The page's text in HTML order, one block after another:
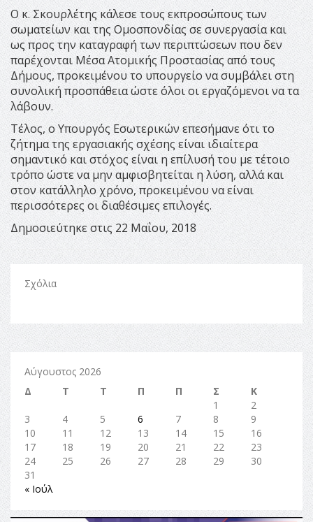
Ο κ. Σκουρλέτης κάλεσε τους εκπροσώπους των
σωματείων και της Ομοσπονδίας σε συνεργασία και
ως προς την καταγραφή των περιπτώσεων που δεν
παρέχονται Μέσα Ατομικής Προστασίας από τους
Δήμους, προκειμένου το υπουργείο να συμβάλει στη
συνολική προσπάθεια ώστε όλοι οι εργαζόμενοι να τα
λάβουν.
Τέλος, ο Υπουργός Εσωτερικών επεσήμανε ότι το
ζήτημα της εργασιακής σχέσης είναι ιδιαίτερα
σημαντικό και στόχος είναι η επίλυσή του με τέτοιο
τρόπο ώστε να μην αμφισβητείται η λύση, αλλά και
στον κατάλληλο χρόνο, προκειμένου να είναι
περισσότερες οι διαθέσιμες επιλογές.
Δημοσιεύτηκε στις 22 Μαΐου, 2018
Σχόλια
Αύγουστος 2026
Δ
Τ Τ Π Π Σ
Κ
1
2
3
4 5 6 7 8
9
10
11 12 13 14 15
16
17
18 19 20 21 22
23
24
25 26 27 28 29
30
31
« Ιούλ